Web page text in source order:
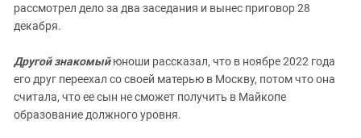
рассмотрел дело за два заседания и вынес приговор 28
декабря.
Другой знакомыйюноши рассказал, что в ноябре 2022 года
его друг переехал со своей матерью в Москву, потом что она
считала, что ее сын не сможет получить в Майкопе
образование должного уровня.